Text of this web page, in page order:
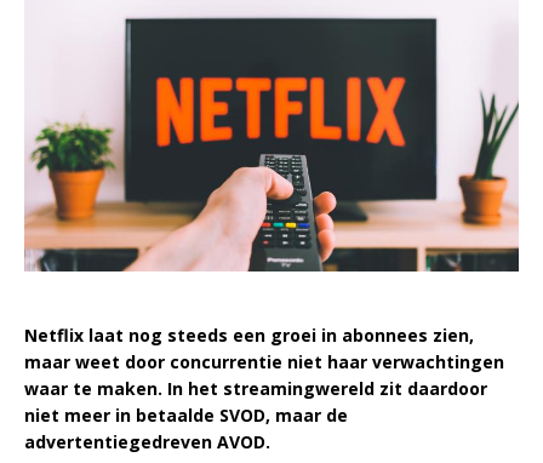
Netflix laat nog steeds een groei in abonnees zien,
maar weet door concurrentie niet haar verwachtingen
waar te maken. In het streamingwereld zit daardoor
niet meer in betaalde SVOD, maar de
advertentiegedreven AVOD.